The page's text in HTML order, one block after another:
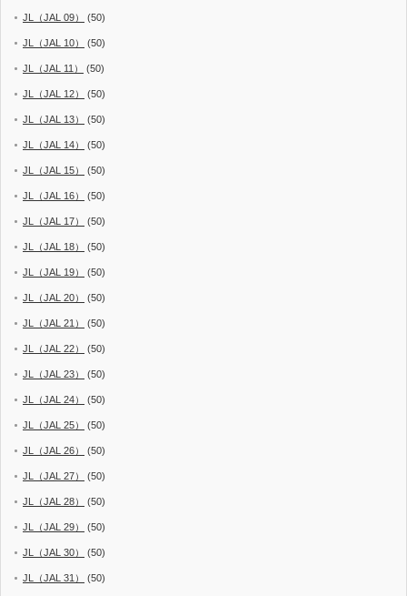
JL（JAL 09） (50)
JL（JAL 10） (50)
JL（JAL 11） (50)
JL（JAL 12） (50)
JL（JAL 13） (50)
JL（JAL 14） (50)
JL（JAL 15） (50)
JL（JAL 16） (50)
JL（JAL 17） (50)
JL（JAL 18） (50)
JL（JAL 19） (50)
JL（JAL 20） (50)
JL（JAL 21） (50)
JL（JAL 22） (50)
JL（JAL 23） (50)
JL（JAL 24） (50)
JL（JAL 25） (50)
JL（JAL 26） (50)
JL（JAL 27） (50)
JL（JAL 28） (50)
JL（JAL 29） (50)
JL（JAL 30） (50)
JL（JAL 31） (50)